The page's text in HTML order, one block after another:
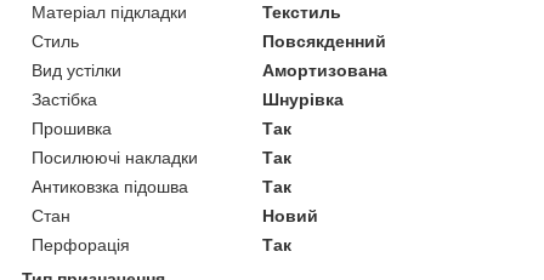
Матеріал підкладки
Текстиль
Стиль
Повсякденний
Вид устілки
Амортизована
Застібка
Шнурівка
Прошивка
Так
Посилюючі накладки
Так
Антиковзка підошва
Так
Стан
Новий
Перфорація
Так